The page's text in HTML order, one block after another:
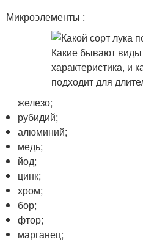
Микроэлементы :
железо;
рубидий;
алюминий;
медь;
йод;
цинк;
хром;
бор;
фтор;
марганец;